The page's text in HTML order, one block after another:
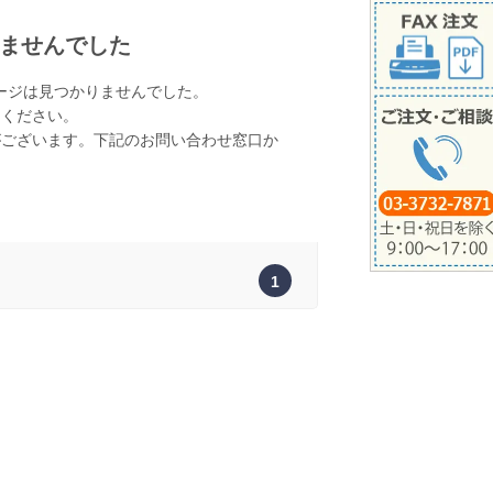
せんでした
は見つかりませんでした。
ださい。
ざいます。下記のお問い合わせ窓口か
1